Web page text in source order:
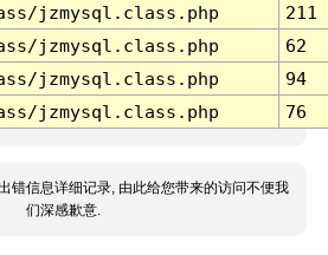
jzmysql.class.php
211
jzmysql.class.php
62
jzmysql.class.php
94
jzmysql.class.php 76
错信息详细记录, 由此给您带来的访问不便我
们深感歉意.